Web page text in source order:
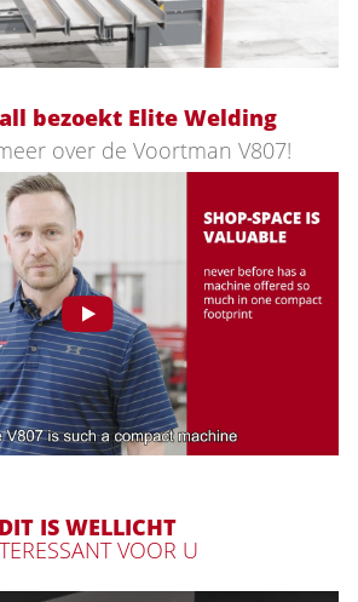
bezoekt Elite Welding
over de Voortman V807!
DIT IS WELLICHT
VOOR U